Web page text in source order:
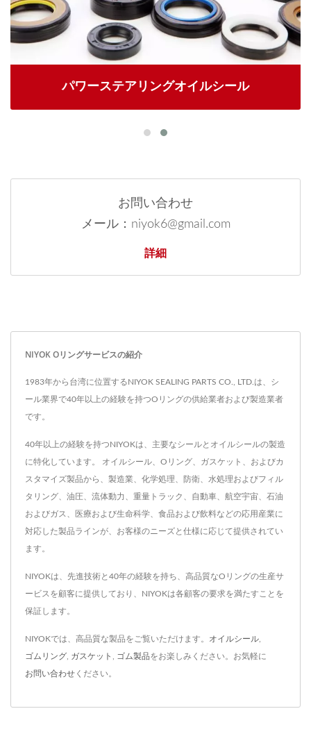
パワーステアリングオイルシール
お問い合わせ
メール：niyok6@gmail.com
詳細
NIYOK Oリングサービスの紹介
1983年から台湾に位置するNIYOK SEALING PARTS CO., LTD.は、シ
ール業界で40年以上の経験を持つOリングの供給業者および製造業者
です。
40年以上の経験を持つNIYOKは、主要なシールとオイルシールの製造
に特化しています。 オイルシール、Oリング、ガスケット、およびカ
スタマイズ製品から、製造業、化学処理、防衛、水処理およびフィル
タリング、油圧、流体動力、重量トラック、自動車、航空宇宙、石油
およびガス、医療および生命科学、食品および飲料などの応用産業に
対応した製品ラインが、お客様のニーズと仕様に応じて提供されてい
ます。
NIYOKは、先進技術と40年の経験を持ち、高品質なOリングの生産サ
ービスを顧客に提供しており、NIYOKは各顧客の要求を満たすことを
保証します。
NIYOKでは、高品質な製品をご覧いただけます。 オイルシール
ゴムリング ガスケット ゴム製品をお楽しみください。お気軽に
お問い合わせ ください。